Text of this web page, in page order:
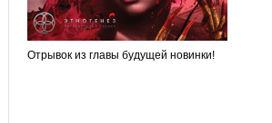
Отрывок из главы будущей новинки!